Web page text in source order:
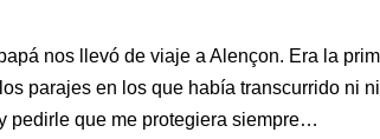
nos llevó de viaje a Alençon. Era la
parajes en los que había transcurrido ni
pedirle que me protegiera siempre…